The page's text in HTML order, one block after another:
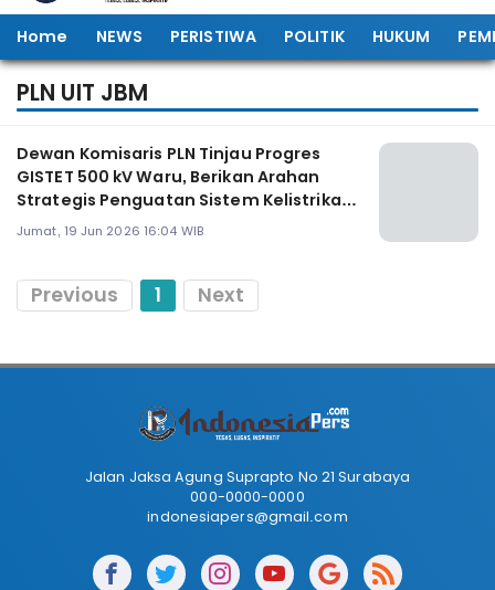
Home NEWS PERISTIWA POLITIK HUKUM
PLN UIT JBM
Dewan Komisaris PLN Tinjau Progres
GISTET 500 kV Waru, Berikan Arahan
Strategis Penguatan Sistem Kelistrikan
Jawa Timur
Jumat, 19 Jun 2026 16:04 WIB
Previous 1 Next
Jalan Jaksa Agung Suprapto No 21 Surabaya
000-0000-0000
indonesiapers@gmail.com